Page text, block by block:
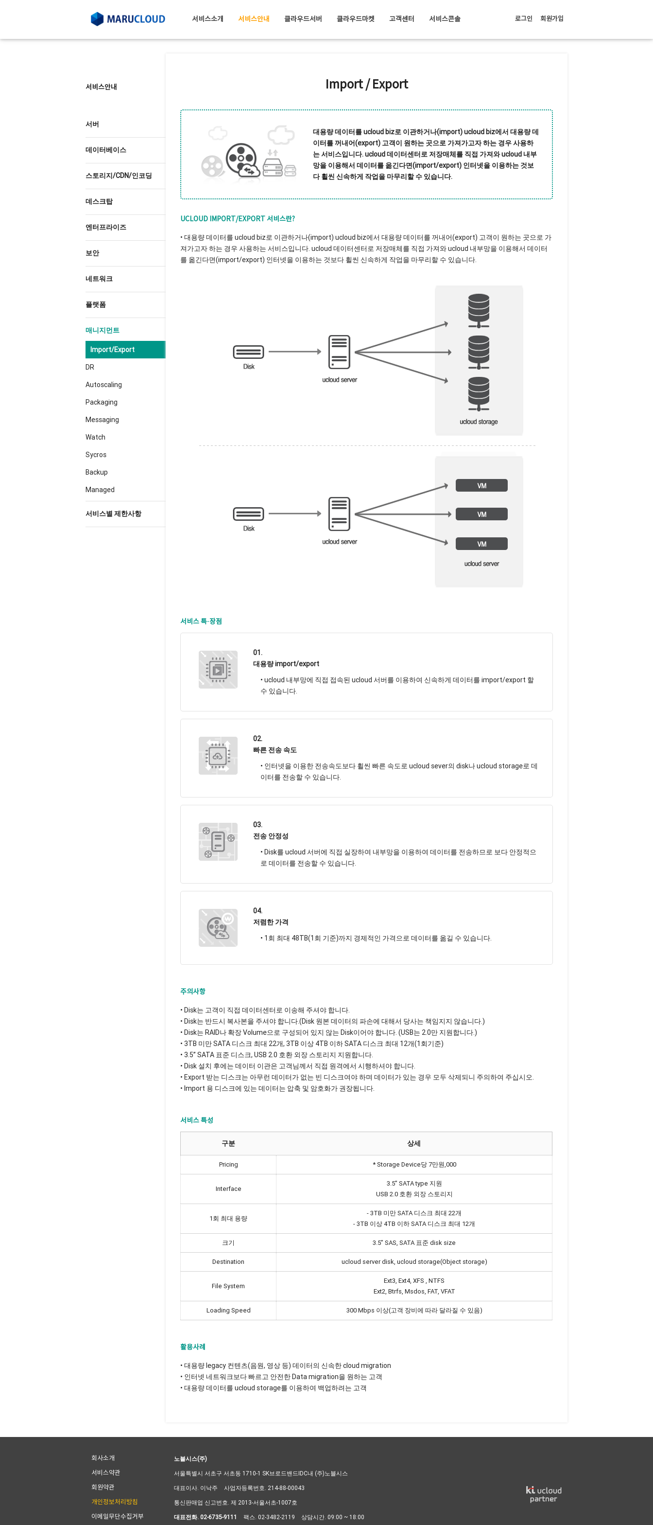
서비스소개 서비스안내 클라우드서버 클라우드마켓 고객센터 서비스콘솔 로그인 회원가입
서비스안내
서버
데이터베이스
스토리지/CDN/인코딩
데스크탑
엔터프라이즈
보안
네트워크
플랫폼
매니지먼트
Import/Export
DR
Autoscaling
Packaging
Messaging
Watch
Sycros
Backup
Managed
서비스별 제한사항
Import / Export
대용량 데이터를 ucloud biz로 이관하거나(import) ucloud biz에서 대용량 데
이터를 꺼내어(export) 고객이 원하는 곳으로 가져가고자 하는 경우 사용하
는 서비스입니다. ucloud 데이터센터로 저장매체를 직접 가져와 ucloud 내부
망을 이용해서 데이터를 옮긴다면(import/export) 인터넷을 이용하는 것보
다 휠씬 신속하게 작업을 마무리할 수 있습니다.
UCLOUD IMPORT/EXPORT 서비스란?
• 대용량 데이터를 ucloud biz로 이관하거나(import) ucloud biz에서 대용량 데이터를 꺼내어(export) 고객이 원하는 곳으로 가
져가고자 하는 경우 사용하는 서비스입니다. ucloud 데이터센터로 저장매체를 직접 가져와 ucloud 내부망을 이용해서 데이터
를 옮긴다면(import/export) 인터넷을 이용하는 것보다 휠씬 신속하게 작업을 마무리할 수 있습니다.
서비스 특·장점
01.
대용량 import/export
• ucloud 내부망에 직접 접속된 ucloud 서버를 이용하여 신속하게 데이터를 import/export 할
수 있습니다.
02.
빠른 전송 속도
• 인터넷을 이용한 전송속도보다 휠씬 빠른 속도로 ucloud sever의 disk나 ucloud storage로 데
이터를 전송할 수 있습니다.
03.
전송 안정성
• Disk를 ucloud 서버에 직접 실장하여 내부망을 이용하여 데이터를 전송하므로 보다 안정적으
로 데이터를 전송할 수 있습니다.
04.
저렴한 가격
• 1회 최대 48TB(1회 기준)까지 경제적인 가격으로 데이터를 옮길 수 있습니다.
주의사항
• Disk는 고객이 직접 데이터센터로 이송해 주셔야 합니다.
• Disk는 반드시 복사본을 주셔야 합니다.(Disk 원본 데이터의 파손에 대해서 당사는 책임지지 않습니다.)
• Disk는 RAID나 확장 Volume으로 구성되어 있지 않는 Disk이어야 합니다. (USB는 2.0만 지원합니다.)
• 3TB 미만 SATA 디스크 최대 22개, 3TB 이상 4TB 이하 SATA 디스크 최대 12개(1회기준)
• 3.5’’ SATA 표준 디스크, USB 2.0 호환 외장 스토리지 지원합니다.
• Disk 설치 후에는 데이터 이관은 고객님께서 직접 원격에서 시행하셔야 합니다.
• Export 받는 디스크는 아무런 데이터가 없는 빈 디스크여야 하며 데이터가 있는 경우 모두 삭제되니 주의하여 주십시오.
• Import 용 디스크에 있는 데이터는 압축 및 암호화가 권장됩니다.
서비스 특성
구분 상세
Pricing * Storage Device당 7만원,000
Interface
3.5’’ SATA type 지원
USB 2.0 호환 외장 스토리지
1회 최대 용량
- 3TB 미만 SATA 디스크 최대 22개
- 3TB 이상 4TB 이하 SATA 디스크 최대 12개
크기 3.5’’ SAS, SATA 표준 disk size
Destination ucloud server disk, ucloud storage(Object storage)
File System
Ext3, Ext4, XFS , NTFS
Ext2, Btrfs, Msdos, FAT, VFAT
Loading Speed 300 Mbps 이상(고객 장비에 따라 달라질 수 있음)
활용사례
• 대용량 legacy 컨텐츠(음원, 영상 등) 데이터의 신속한 cloud migration
• 인터넷 네트워크보다 빠르고 안전한 Data migration을 원하는 고객
• 대용량 데이터를 ucloud storage를 이용하여 백업하려는 고객
회사소개
서비스약관
회원약관
개인정보처리방침
이메일무단수집거부
노블시스(주)
서울특별시 서초구 서초동 1710-1 SK브로드밴드IDC내 (주)노블시스
대표이사. 이낙주
사업자등록번호. 214-88-00043
통신판매업 신고번호. 제 2013-서울서초-1007호
대표전화. 02-6735-9111
팩스. 02-3482-2119 상담시간. 09:00 ~ 18:00